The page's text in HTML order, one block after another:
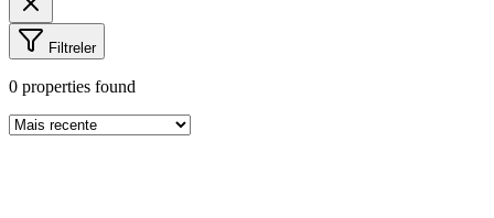
Filtreler
0 properties found